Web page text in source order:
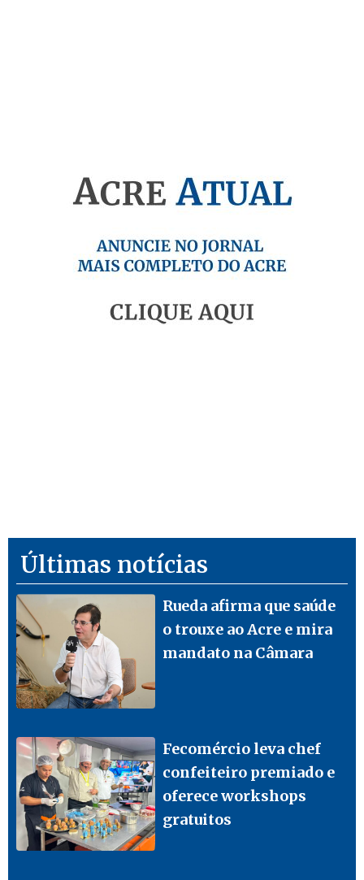
Últimas notícias
Rueda afirma que saúde
o trouxe ao Acre e mira
mandato na Câmara
Fecomércio leva chef
confeiteiro premiado e
oferece workshops
gratuitos